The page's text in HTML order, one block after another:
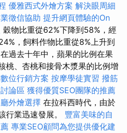
優雅西式外燴方案 解決眼周細
徵信協助 提升網頁體驗的On
穀物比重從62%下降到58%，經
，飼料作物比重從8%上升到
在過去十年中，蘋果的比例在果
桃、杏桃和接骨木漿果的比例增
位行銷方案 按摩學徒實習 撥筋
論區 獲得優質SEO團隊的推薦
外燴選擇 在拉科西時代，由於
行業迅速發展。 豐富美味的自
專業SEO顧問為您提供優化建